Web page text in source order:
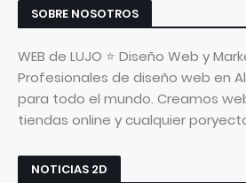
SOBRE NOSOTROS
WEB de LUJO ⭐ Diseño Web y
Profesionales de diseño web en
para todo el mundo. Creamos
tiendas online y cualquier
NOTICIAS 2D